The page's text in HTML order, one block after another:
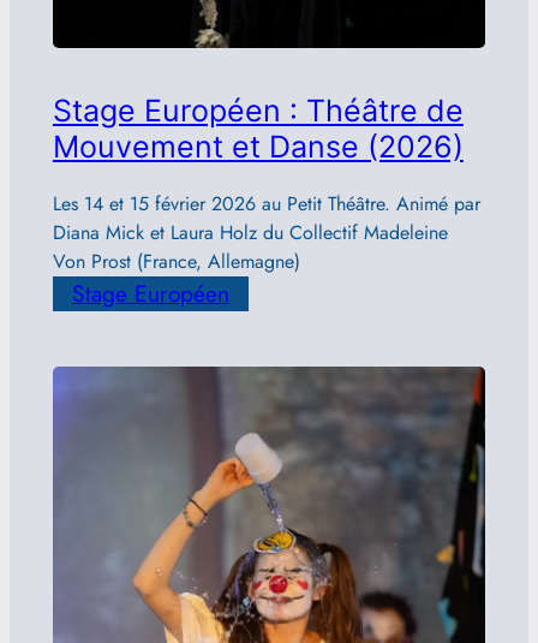
Stage Européen : Théâtre de
Mouvement et Danse (2026)
Les 14 et 15 février 2026 au Petit Théâtre. Animé par
Diana Mick et Laura Holz du Collectif Madeleine
Von Prost (France, Allemagne)
Stage Européen